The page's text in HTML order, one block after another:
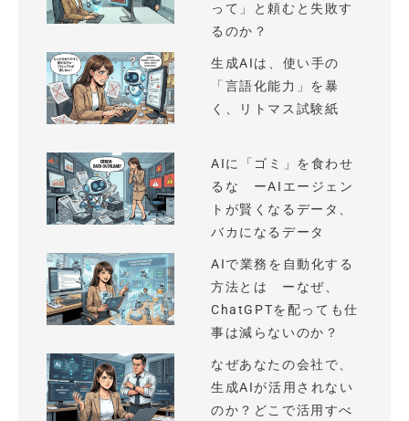
って」と頼むと失敗す
るのか？
生成AIは、使い手の
「言語化能力」を暴
く、リトマス試験紙
AIに「ゴミ」を食わせ
るな ーAIエージェン
トが賢くなるデータ、
バカになるデータ
AIで業務を自動化する
方法とは ーなぜ、
ChatGPTを配っても仕
事は減らないのか？
なぜあなたの会社で、
生成AIが活用されない
のか？どこで活用すべ